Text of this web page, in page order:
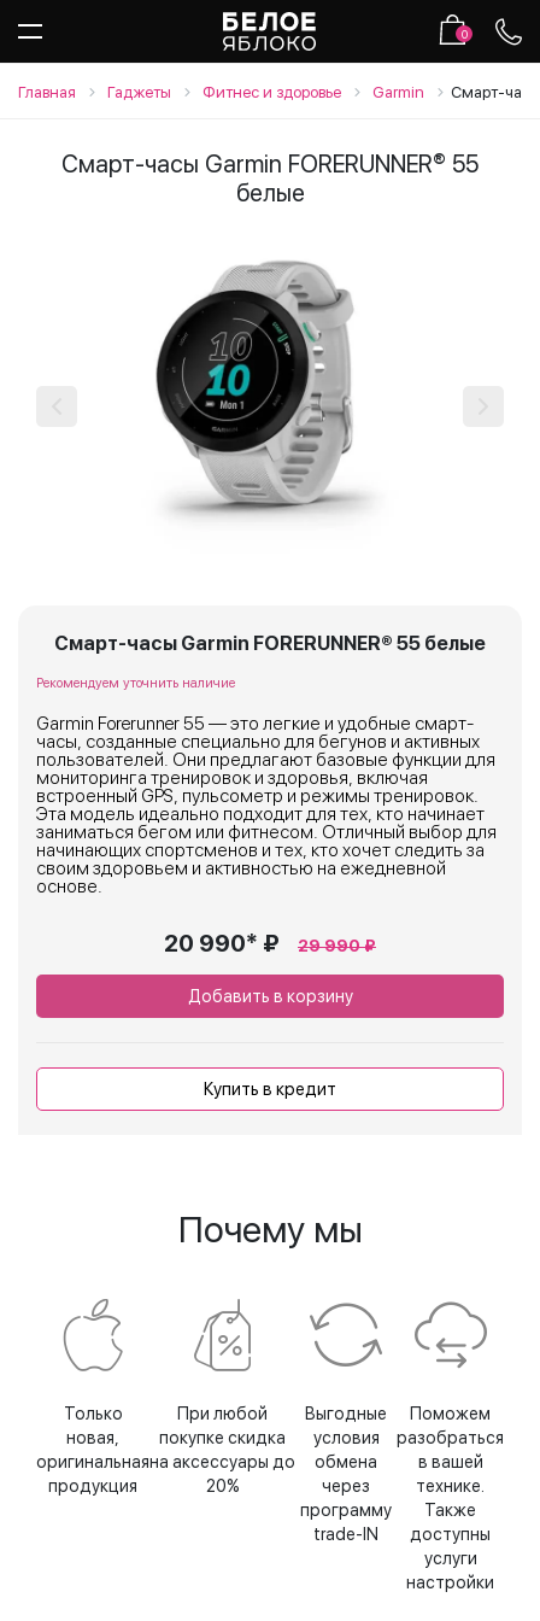
0
Главная Гаджеты Фитнес и здоровье Garmin Смарт-часы
Смарт-часы Garmin FORERUNNER® 55
белые
Смарт-часы Garmin FORERUNNER® 55 белые
Рекомендуем уточнить наличие
Garmin Forerunner 55 — это легкие и удобные смарт-
часы, созданные специально для бегунов и активных
пользователей. Они предлагают базовые функции для
мониторинга тренировок и здоровья, включая
встроенный GPS, пульсометр и режимы тренировок.
Эта модель идеально подходит для тех, кто начинает
заниматься бегом или фитнесом. Отличный выбор для
начинающих спортсменов и тех, кто хочет следить за
своим здоровьем и активностью на ежедневной
основе.
20 990* ₽ 29 990 ₽
Добавить в корзину
Купить в кредит
Почему мы
Только
новая,
оригинальная
продукция
При любой
покупке скидка
на аксессуары до
20%
Выгодные
условия
обмена
через
программу
trade-IN
Поможем
разобраться
в вашей
технике.
Также
доступны
услуги
настройки